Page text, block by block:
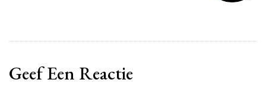
Geef Een Reactie